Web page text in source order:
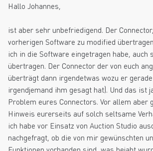
Hallo Johannes,
ist aber sehr unbefriedigend. Der
vorherigen Software zu modified
ich in die Software eingetragen habe, auch
übertragen. Der Connector der von euch
überträgt dann irgendetwas wozu er
irgendjemand ihm gesagt hat). Und das ist
Problem eures Connectors. Vor allem aber
Hinweis eurerseits auf solch seltsame
ich habe vor Einsatz von Auction Studio
nachgefragt, ob die von mir gewünschten